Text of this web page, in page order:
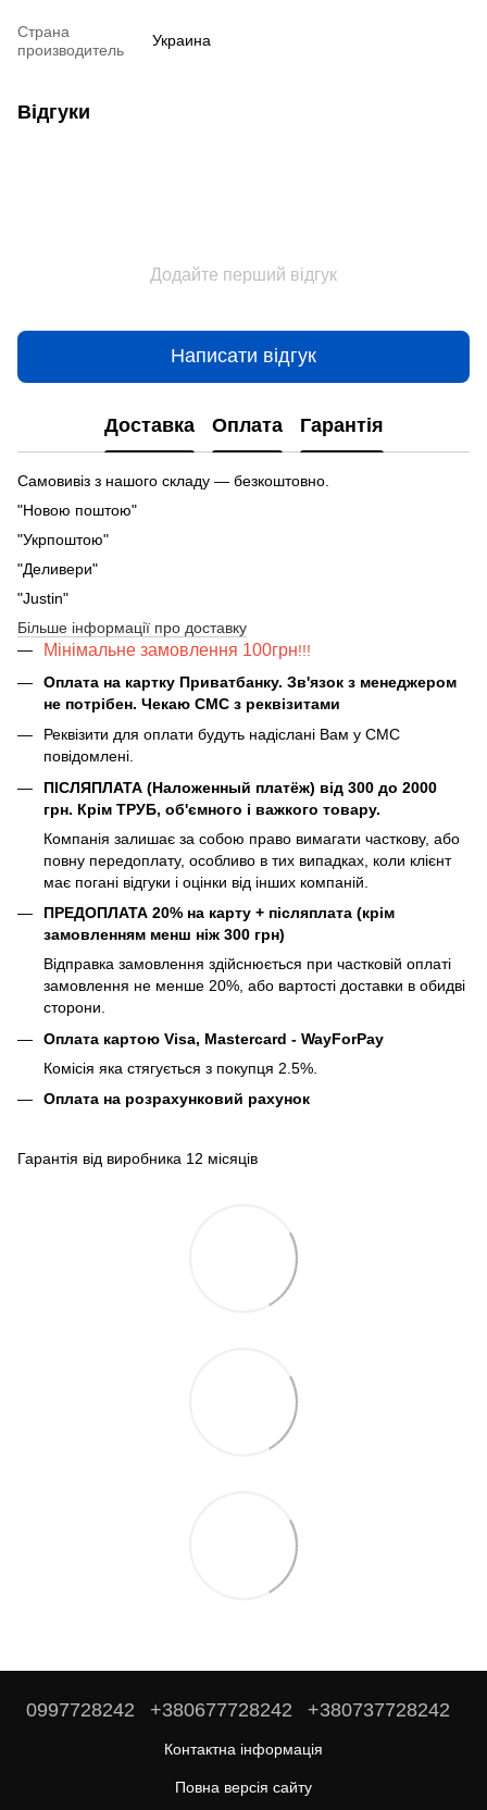
Страна
производитель
Украина
Відгуки
Додайте перший відгук
Написати відгук
Доставка Оплата Гарантія
Самовивіз з нашого складу — безкоштовно.
"Новою поштою"
"Укрпоштою"
"Деливери"
"Justin"
Більше інформації про доставку
Мінімальне замовлення 100грн!!!
Оплата на картку Приватбанку. Зв'язок з менеджером
не потрібен. Чекаю СМС з реквізитами
Реквізити для оплати будуть надіслані Вам у СМС
повідомлені.
ПІСЛЯПЛАТА (Наложенный платёж) від 300 до 2000
грн. Крім ТРУБ, об'ємного і важкого товару.
Компанія залишає за собою право вимагати часткову, або
повну передоплату, особливо в тих випадках, коли клієнт
має погані відгуки і оцінки від інших компаній.
ПРЕДОПЛАТА 20% на карту + післяплата (крім
замовленням менш ніж 300 грн)
Відправка замовлення здійснюється при частковій оплаті
замовлення не менше 20%, або вартості доставки в обидві
сторони.
Оплата картою Visa, Mastercard - WayForPay
Комісія яка стягується з покупця 2.5%.
Оплата на розрахунковий рахунок
Гарантія від виробника 12 місяців
0997728242 +380677728242 +380737728242
Контактна інформація
Повна версія сайту